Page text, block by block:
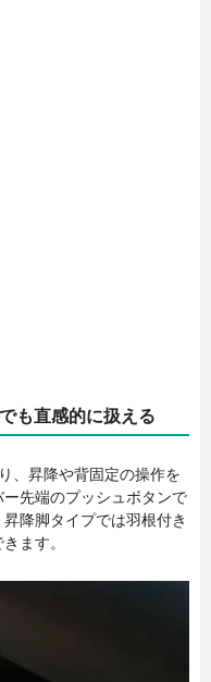
も直感的に扱える
、昇降や背固定の操作を
先端のプッシュボタンで
降脚タイプでは羽根付き
ます。